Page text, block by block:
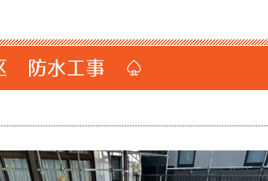
防水工事 ♤